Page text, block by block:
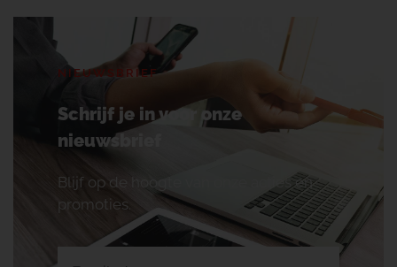
NIEUWSBRIEF
Schrijf je in voor onze
nieuwsbrief
Blijf op de hoogte van onze acties en
promoties.